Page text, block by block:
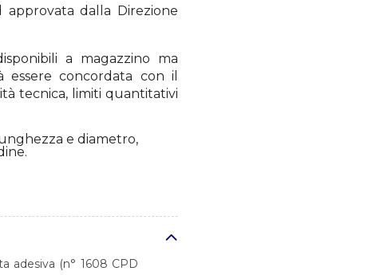
approvata dalla Direzione
a magazzino ma
essere concordata con il
tecnica, limiti quantitativi
e diametro,
adesiva (n° 1608 CPD